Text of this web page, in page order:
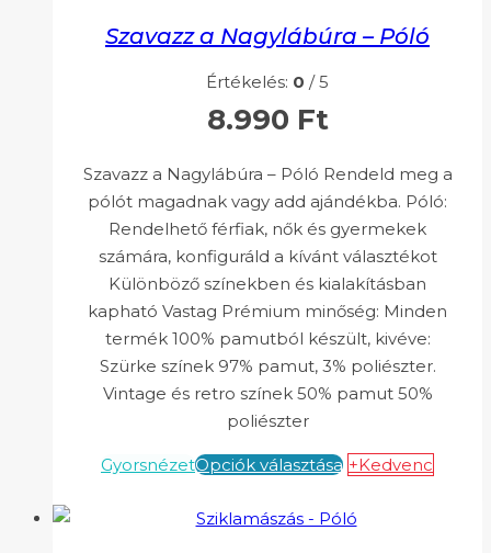
Szavazz a Nagylábúra – Póló
Értékelés: 0 / 5
8.990 Ft
Szavazz a Nagylábúra – Póló Rendeld meg a
pólót magadnak vagy add ajándékba. Póló:
Rendelhető férfiak, nők és gyermekek
számára, konfiguráld a kívánt választékot
Különböző színekben és kialakításban
kapható Vastag Prémium minőség: Minden
termék 100% pamutból készült, kivéve:
Szürke színek 97% pamut, 3% poliészter.
Vintage és retro színek 50% pamut 50%
poliészter
GyorsnézetOpciók választása +Kedvenc